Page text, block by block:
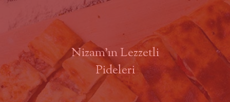
Nizam’ın Lezzetli
Pideleri